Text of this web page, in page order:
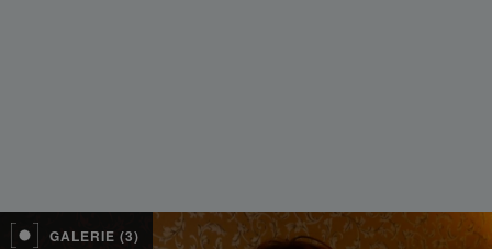
GALERIE (3)